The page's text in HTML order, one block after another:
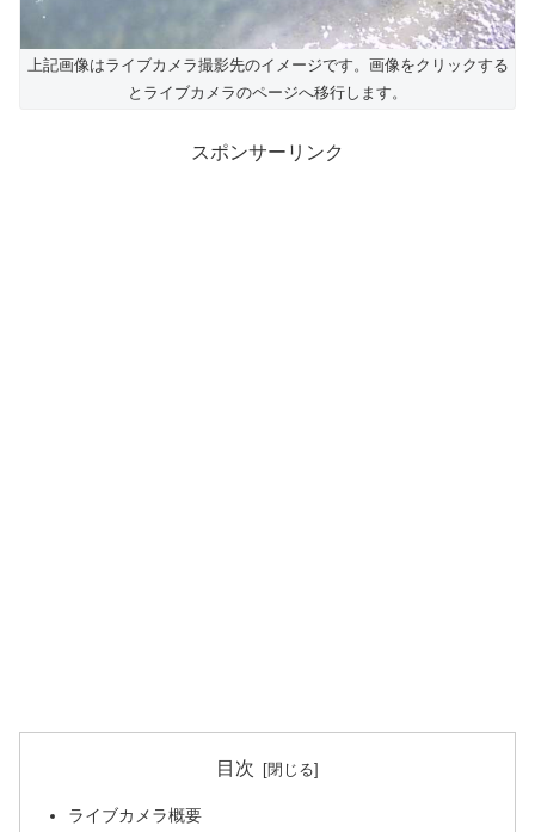
上記画像はライブカメラ撮影先のイメージです。画像をクリックする
とライブカメラのページへ移行します。
スポンサーリンク
目次
ライブカメラ概要